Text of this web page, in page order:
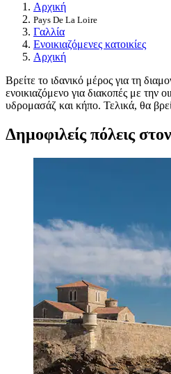
Αρχική
Pays De La Loire
Γαλλία
Ενοικιαζόμενες κατοικίες
Αρχική
Βρείτε το ιδανικό μέρος για τη
ενοικιαζόμενο για διακοπές με την
υδρομασάζ και κήπο. Τελικά, θα
Δημοφιλείς πόλεις